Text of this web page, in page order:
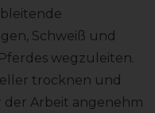
Schweiß und
wegzuleiten.
trocknen und
der Arbeit angenehm